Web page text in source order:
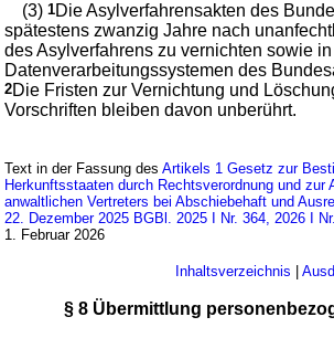
(3)1Die Asylverfahrensakten des
spätestens zwanzig Jahre nach
des Asylverfahrens zu vernichten sowie
Datenverarbeitungssystemen des
2Die Fristen zur Vernichtung und
Vorschriften bleiben davon unberührt.
Text in der Fassung desArtikels 1 Gesetz zur
Herkunftsstaaten durch Rechtsverordnung und zur
anwaltlichen Vertreters bei Abschiebehaft und
22. Dezember 2025 BGBl. 2025 I Nr. 364, 2026 I
1. Februar 2026
Inhaltsverzeichnis
§ 8 Übermittlung